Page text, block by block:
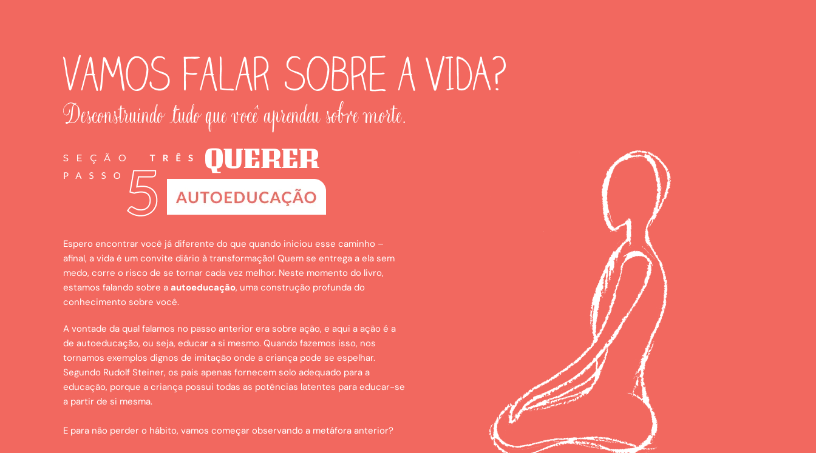
Espero encontrar você já diferente do que quando iniciou esse caminho –
afinal, a vida é um convite diário à transformação! Quem se entrega a ela sem
medo, corre o risco de se tornar cada vez melhor. Neste momento do livro,
estamos falando sobre a autoeducação, uma construção profunda do
conhecimento sobre você.
A vontade da qual falamos no passo anterior era sobre ação, e aqui a ação é a
de autoeducação, ou seja, educar a si mesmo. Quando fazemos isso, nos
tornamos exemplos dignos de imitação onde a criança pode se espelhar.
Segundo Rudolf Steiner, os pais apenas fornecem solo adequado para a
educação, porque a criança possui todas as potências latentes para educar-se
a partir de si mesma.
E para não perder o hábito, vamos começar observando a metáfora anterior?